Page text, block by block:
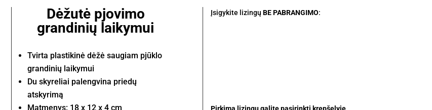
Dėžutė pjovimo
grandinių laikymui
Tvirta plastikinė dėžė saugiam pjūklo
grandinių laikymui
Du skyreliai palengvina priedų
atskyrimą
Matmenys: 18 x 12 x 4 cm
Įsigykite lizingų BE PABRANGIMO: